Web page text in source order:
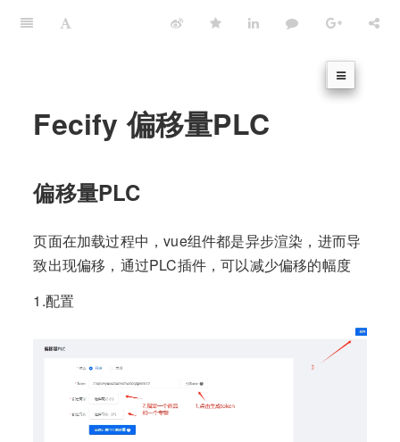
Fecify 偏移量PLC
偏移量PLC
页面在加载过程中，vue组件都是异步渲染，进而导
致出现偏移，通过PLC插件，可以减少偏移的幅度
1.配置